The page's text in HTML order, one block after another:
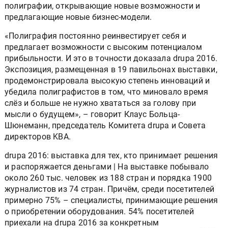
полиграфии, открывающие новые возможности и
предлагающие новые бизнес-модели.
«Полиграфия постоянно реинвестирует себя и
предлагает возможности с высоким потенциалом
прибыльности. И это в точности доказала drupa 2016.
Экспозиция, размещенная в 19 павильонах выставки,
продемонстрировала высокую степень инноваций и
убедила полиграфистов в том, что миновало время
слёз и больше не нужно хвататься за голову при
мысли о будущем», – говорит Клаус Больца-
Шюнеманн, председатель Комитета drupa и Совета
директоров KBA.
drupa 2016: выставка для тех, кто принимает решения
и распоряжается деньгами | На выставке побывало
около 260 тыс. человек из 188 стран и порядка 1900
журналистов из 74 стран. Причём, среди посетителей
примерно 75% – специалисты, принимающие решения
о приобретении оборудования. 54% посетителей
приехали на drupa 2016 за конкретным